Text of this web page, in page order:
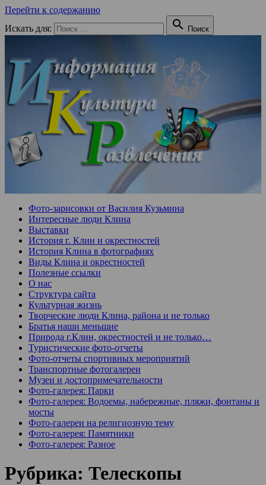
Перейти к содержанию
Искать для:
 Поиск
Фото-зарисовки от Василия Кузьмина
Интересные люди Клина
Выставки
История г. Клин и окрестностей
История Клина в фотографиях
Виды Клина и окрестностей
Полезные ссылки
О нас
Структура сайта
Культурная жизнь
Творческие люди Клина, района и не только
Братья наши меньшие
Природа г.Клин, окрестностей и не только…
Туристические фото-отчеты
Фото-отчеты спортивных мероприятий
Транспортные фотогалереи
Музеи и достопримечательности
Фото-галерея: Парки
Фото-галерея: Водоемы, набережные, пляжи, фонтаны и
мосты
Фото-галереи на религиозную тему
Фото-галерея: Памятники
Фото-галерея: Разное
Рубрика: Телескопы